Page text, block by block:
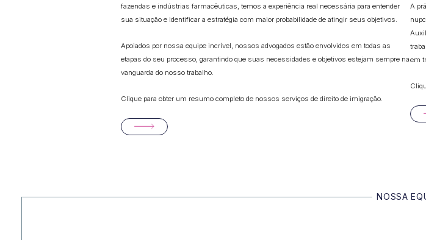
fazendas e indústrias farmacêuticas, temos a experiência real necessária para entender
sua situação e identificar a estratégia com maior probabilidade de atingir seus objetivos.
Apoiados por nossa equipe incrível, nossos advogados estão envolvidos em todas as
etapas do seu processo, garantindo que suas necessidades e objetivos estejam sempre na
vanguarda do nosso trabalho.
Clique para obter um resumo completo de nossos serviços de direito de imigração.
A
em
NOSSA